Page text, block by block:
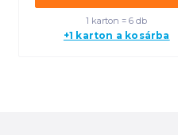
1 karton = 6 db
+1 karton a kosárba